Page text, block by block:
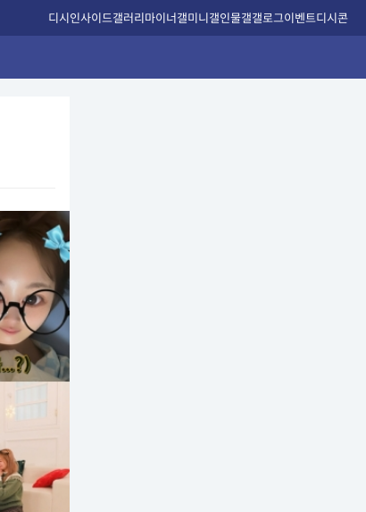
디시인사이드갤러리마이너갤미니갤인물갤갤로그이벤트디시콘